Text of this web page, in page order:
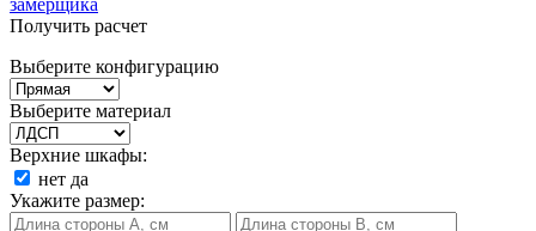
Получить расчет
Выберите конфигурацию
Выберите материал
Верхние шкафы:
нет да
Укажите размер: